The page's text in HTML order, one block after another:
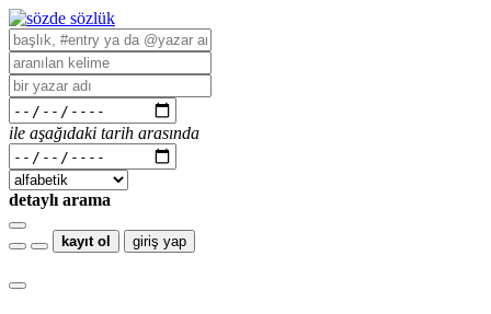
ile aşağıdaki tarih arasında
detaylı arama
kayıt ol giriş yap